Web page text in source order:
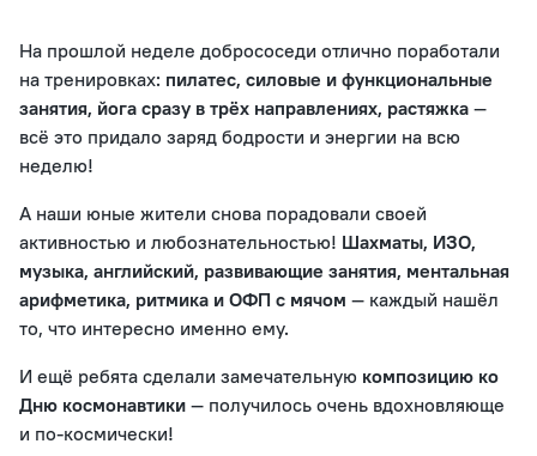
На прошлой неделе добрососеди отлично поработали
на тренировках: пилатес, силовые и функциональные
занятия, йога сразу в трёх направлениях, растяжка —
всё это придало заряд бодрости и энергии на всю
неделю!
А наши юные жители снова порадовали своей
активностью и любознательностью! Шахматы, ИЗО,
музыка, английский, развивающие занятия, ментальная
арифметика, ритмика и ОФП с мячом — каждый нашёл
то, что интересно именно ему.
И ещё ребята сделали замечательную композицию ко
Дню космонавтики — получилось очень вдохновляюще
и по-космически!